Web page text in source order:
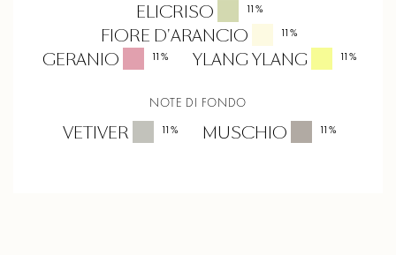
ELICRISO 11%
FIORE D'ARANCIO 11%
GERANIO 11% YLANG YLANG 11%
NOTE DI FONDO
VETIVER 11% MUSCHIO 11%